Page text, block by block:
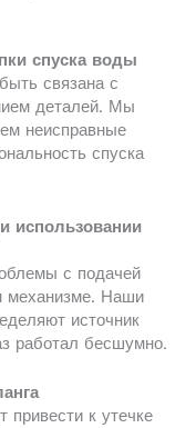
спуска воды
связана с
деталей. Мы
неисправные
спуска
использовании
с подачей
механизме. Наши
источник
работал бесшумно.
привести к утечке